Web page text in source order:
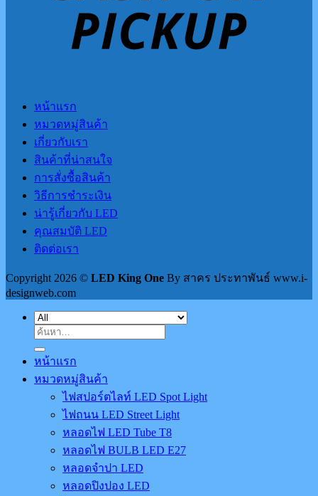
หน้าแรก
หมวดหมู่สินค้า
เกี่ยวกับเรา
สินค้าที่น่าสนใจ
การสั่งซื้อสินค้า
วิธีการชำระเงิน
น่ารู้เกี่ยวกับ LED
คุณสมบัติ LED
ติดต่อเรา
Copyright 2026 © LED King One By สาคร ประทาพันธ์ www.i-
designweb.com
ค้นหา:
หน้าแรก
หมวดหมู่สินค้า
ไฟสปอร์ตไลท์ LED Spot Light
ไฟถนน LED Street Light
หลอดไฟ LED Tube T8
หลอดไฟ BULB LED E27
หลอดจำปา LED
หลอดปิงปอง LED